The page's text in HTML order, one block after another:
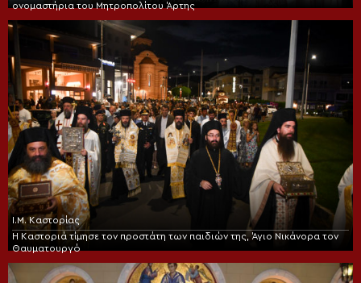
ονομαστήρια του Μητροπολίτου Άρτης
Ι.Μ. Καστορίας
Η Καστοριά τίμησε τον προστάτη των παιδιών της, Άγιο Νικάνορα τον
Θαυματουργό